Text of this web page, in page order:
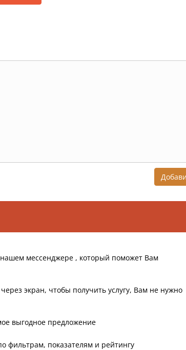
мессенджере , который поможет Вам
экран, чтобы получить услугу, Вам не нужно
выгодное предложение
фильтрам, показателям и рейтингу